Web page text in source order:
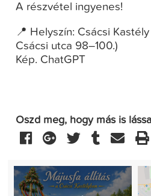
A részvétel ingyenes!
📍 Helyszín: Csácsi
Csácsi utca 98–100.)
Kép. ChatGPT
Oszd meg, hogy más is